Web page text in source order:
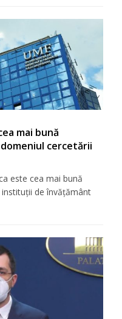
mai bună
cercetării
este cea mai bună
de învățământ